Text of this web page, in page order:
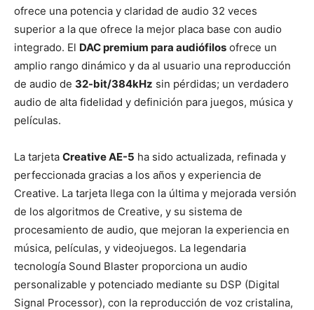
ofrece una potencia y claridad de audio 32 veces
superior a la que ofrece la mejor placa base con audio
integrado. El DAC premium para audiófilos ofrece un
amplio rango dinámico y da al usuario una reproducción
de audio de 32-bit/384kHz sin pérdidas; un verdadero
audio de alta fidelidad y definición para juegos, música y
películas.
La tarjeta Creative AE-5 ha sido actualizada, refinada y
perfeccionada gracias a los años y experiencia de
Creative. La tarjeta llega con la última y mejorada versión
de los algoritmos de Creative, y su sistema de
procesamiento de audio, que mejoran la experiencia en
música, películas, y videojuegos. La legendaria
tecnología Sound Blaster proporciona un audio
personalizable y potenciado mediante su DSP (Digital
Signal Processor), con la reproducción de voz cristalina,